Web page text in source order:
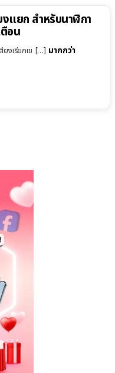
แยก สำหรับนาฬิกา
อน
ยงเรียกเข […] มากกว่า